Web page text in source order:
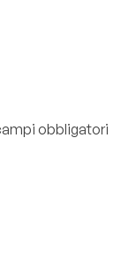
obbligatori